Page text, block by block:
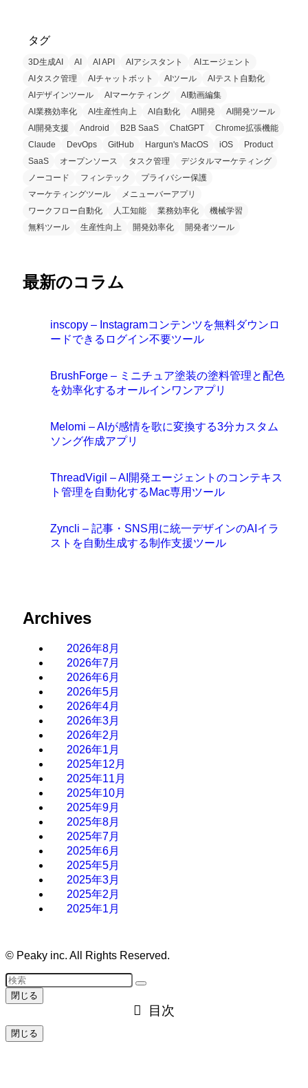
タグ
3D生成AI AI AI API AIアシスタント
AIエージェント
AIタスク管理
AIチャットボット AIツール
AIテスト自動化
AIデザインツール
AIマーケティング
AI動画編集
AI業務効率化
AI生産性向上 AI自動化 AI開発
AI開発ツール
AI開発支援
Android B2B SaaS ChatGPT
Chrome拡張機能
Claude
DevOps GitHub Hargun's MacOS iOS
Product
SaaS
オープンソース タスク管理
デジタルマーケティング
ノーコード
フィンテック
プライバシー保護
マーケティングツール
メニューバーアプリ
ワークフロー自動化
人工知能 業務効率化
機械学習
無料ツール
生産性向上 開発効率化 開発者ツール
最新のコラム
inscopy – Instagramコンテンツを無料ダウンロ
ードできるログイン不要ツール
BrushForge – ミニチュア塗装の塗料管理と配色
を効率化するオールインワンアプリ
Melomi – AIが感情を歌に変換する3分カスタム
ソング作成アプリ
ThreadVigil – AI開発エージェントのコンテキス
ト管理を自動化するMac専用ツール
Zyncli – 記事・SNS用に統一デザインのAIイラ
ストを自動生成する制作支援ツール
Archives
2026年8月
2026年7月
2026年6月
2026年5月
2026年4月
2026年3月
2026年2月
2026年1月
2025年12月
2025年11月
2025年10月
2025年9月
2025年8月
2025年7月
2025年6月
2025年5月
2025年3月
2025年2月
2025年1月
© Peaky inc. All Rights Reserved.
閉じる
目次
閉じる